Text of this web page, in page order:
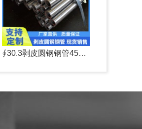
∮30.3剥皮圆钢钢管45#不锈钢圆棒黑皮圆钢